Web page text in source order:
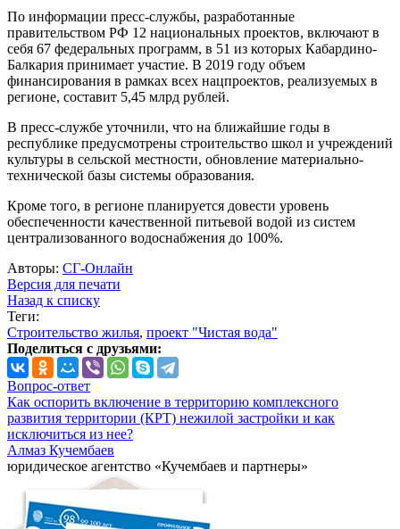
По информации пресс-службы, разработанные
правительством РФ 12 национальных проектов, включают в
себя 67 федеральных программ, в 51 из которых Кабардино-
Балкария принимает участие. В 2019 году объем
финансирования в рамках всех нацпроектов, реализуемых в
регионе, составит 5,45 млрд рублей.
В пресс-службе уточнили, что на ближайшие годы в
республике предусмотрены строительство школ и учреждений
культуры в сельской местности, обновление материально-
технической базы системы образования.
Кроме того, в регионе планируется довести уровень
обеспеченности качественной питьевой водой из систем
централизованного водоснабжения до 100%.
Авторы: СГ-Онлайн
Версия для печати
Назад к списку
Теги:
Строительство жилья, проект "Чистая вода"
Поделиться с друзьями:
Вопрос-ответ
Как оспорить включение в территорию комплексного
развития территории (КРТ) нежилой застройки и как
исключиться из нее?
Алмаз Кучембаев
юридическое агентство «Кучембаев и партнеры»